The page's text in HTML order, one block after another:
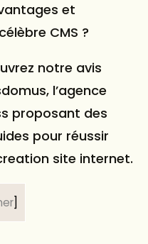
et
CMS ?
notre avis
l’agence
proposant des
pour réussir
site internet.